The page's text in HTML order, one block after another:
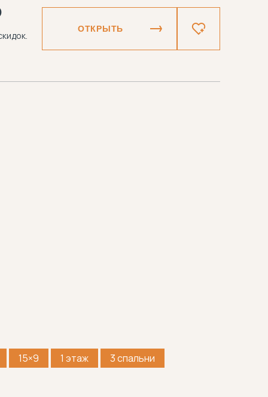
ОТКРЫТЬ
15×9 1 этаж 3 спальни